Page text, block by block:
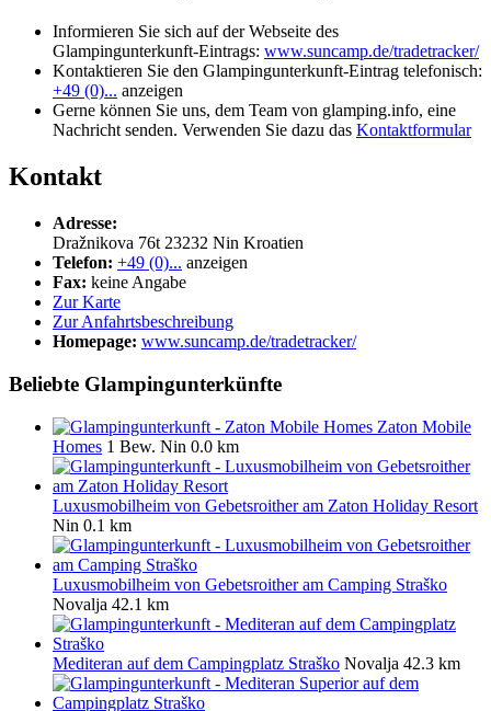
Informieren Sie sich auf der Webseite des
Glampingunterkunft-Eintrags: www.suncamp.de/tradetracker/
Kontaktieren Sie den Glampingunterkunft-Eintrag telefonisch:
+49 (0)... anzeigen
Gerne können Sie uns, dem Team von glamping.info, eine
Nachricht senden. Verwenden Sie dazu das Kontaktformular
Kontakt
Adresse:
Dražnikova 76t 23232 Nin Kroatien
Telefon: +49 (0)... anzeigen
Fax: keine Angabe
Zur Karte
Zur Anfahrtsbeschreibung
Homepage: www.suncamp.de/tradetracker/
Beliebte Glampingunterkünfte
Zaton Mobile
Homes 1 Bew. Nin 0.0 km
Luxusmobilheim von Gebetsroither am Zaton Holiday Resort
Nin 0.1 km
Luxusmobilheim von Gebetsroither am Camping Straško
Novalja 42.1 km
Mediteran auf dem Campingplatz Straško Novalja 42.3 km